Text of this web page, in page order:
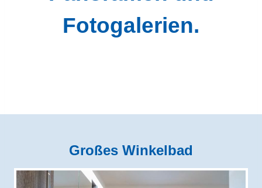
Fotogalerien.
Großes Winkelbad